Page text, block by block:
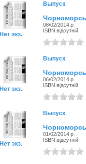
Нет экз.
Выпуск
08/02/2014 р.
ISBN відсутній
Нет экз.
Выпуск
06/02/2014 р.
ISBN відсутній
Нет экз.
Выпуск
01/02/2014 р.
ISBN відсутній